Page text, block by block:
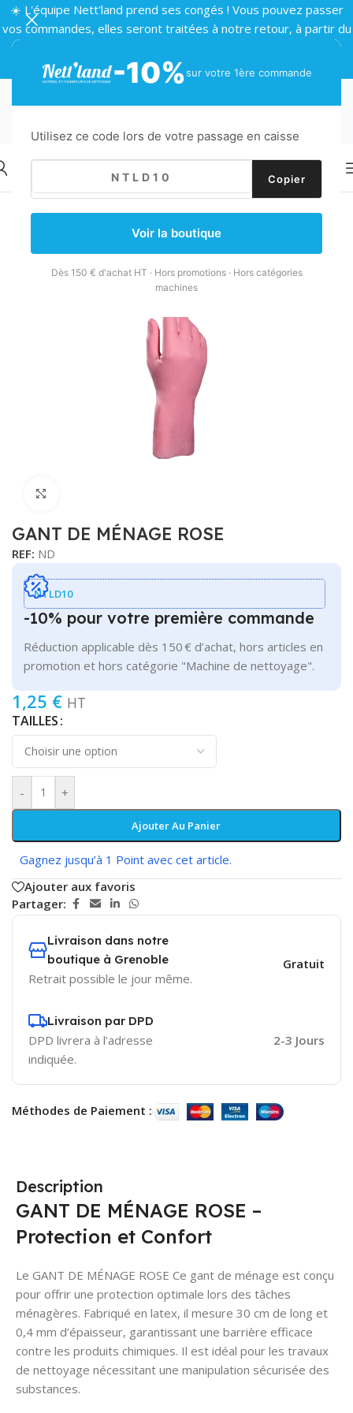
-10%sur votre 1ère commande
Utilisez ce code lors de votre passage en caisse
Copier
Voir la boutique
Dès 150 € d'achat HT · Hors promotions · Hors catégories
machines
☀️ L'équipe Nett'land prend ses congés ! Vous pouvez passer
vos commandes, elles seront traitées à notre retour, à partir du
GANT DE MÉNAGE ROSE
REF: ND
NTLD10
-10% pour votre première commande
Réduction applicable dès 150 € d’achat, hors articles en
promotion et hors catégorie "Machine de nettoyage".
1,25 € HT
TAILLES
- +
Ajouter Au Panier
Gagnez jusqu’à 1 Point avec cet article.
Ajouter aux favoris
Partager:
Livraison dans notre
boutique à Grenoble
Retrait possible le jour même.
Gratuit
Livraison par DPD
DPD livrera à l’adresse
indiquée.
2-3 Jours
Méthodes de Paiement :
Description
GANT DE MÉNAGE ROSE –
Protection et Confort
Le GANT DE MÉNAGE ROSE Ce gant de ménage est conçu
pour offrir une protection optimale lors des tâches
ménagères. Fabriqué en latex, il mesure 30 cm de long et
0,4 mm d’épaisseur, garantissant une barrière efficace
contre les produits chimiques. Il est idéal pour les travaux
de nettoyage nécessitant une manipulation sécurisée des
substances.